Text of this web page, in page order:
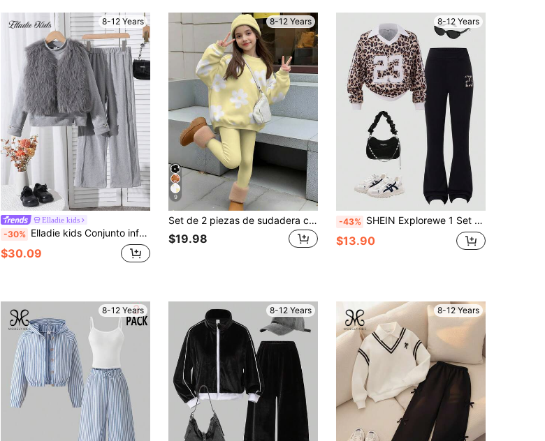
8-12 Years
Elladie kids
-30% Elladie kids Conjunto informal y elegante para niñas preadolescentes con blusa de cuello redondo de manga larga, combinada con pantalones, chaleco y cárdigan gris
$30.09
8-12 Years
9
Set de 2 piezas de sudadera con cuello redondo y leggings con estampado floral lindo y casual para niñas preadolescentes, cómodo para otoño/invierno
$19.98
8-12 Years
-43% SHEIN Explorewe 1 Set Niñas preadolescentes Blusa de estampado de leopardo y gráfico numérico 2 en 1 con pantalones acampanados negros, grosor regular, conjunto casual para otoño
$13.90
8-12 Years 8-12 Years 8-12 Years